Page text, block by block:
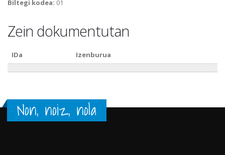
Biltegi kodea: 01
Zein dokumentutan
IDa Izenburua
Non, noiz, nola